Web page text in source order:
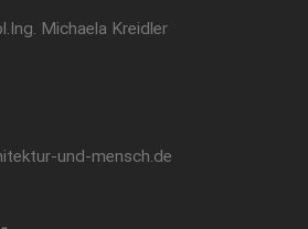
Michaela Kreidler
und-mensch.de